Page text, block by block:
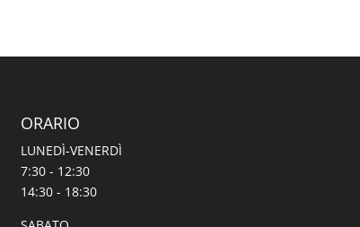
ORARIO
LUNEDÌ-VENERDÌ
7:30 - 12:30
14:30 - 18:30